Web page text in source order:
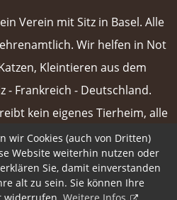
Verein mit Sitz in Basel. Alle
Wir helfen in Not
Kleintieren aus dem
- Frankreich - Deutschland.
kein eigenes Tierheim, alle
sind in Pflegefamilien oder
Weiterlesen
wir Cookies (auch von Dritten)
Website weiterhin nutzen oder
Sie, damit einverstanden
alt zu sein. Sie können Ihre